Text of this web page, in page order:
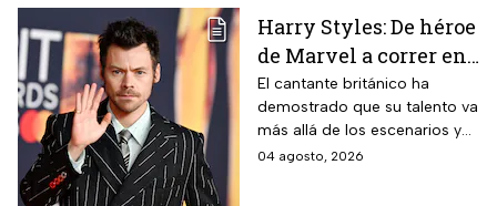
Harry Styles: De héroe
de Marvel a correr en
Chapultepec; las
apariciones del
cantante en el cine
El cantante británico ha
demostrado que su talento va
más allá de los escenarios y
ha llegado a la pantalla
04 agosto, 2026